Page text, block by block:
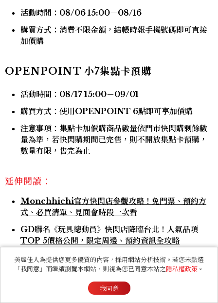
活動時間：08/06 15:00－08/16
購買方式：消費不限金額，結帳時報手機號碼即可直接
加價購
OPENPOINT 小7集點卡預購
活動時間：08/17 15:00－09/01
購買方式：使用OPENPOINT 6點即可享加價購
注意事項：集點卡加價購商品數量依門市快閃購剩餘數
量為準，若快閃購期間已完售，則不開放集點卡預購，
數量有限，售完為止
延伸閱讀：
Monchhichi官方快閃店參觀攻略！免門票、預約方
式、必買清單、見面會時段一次看
GD聯名《玩具總動員》快閃店降臨台北！人氣品項
TOP 5價格公開，限定周邊、預約資訊全攻略
高雄《湯姆貓與傑利鼠》台味快閃店免費逛！美麗島站
30+限定周邊、拍照亮點及集章活動快衝
美麗佳人為提供您更多優質的內容，採用網站分析技術。若您未點選
「我同意」而繼續瀏覽本網站，則視為您已同意本站之隱私權政策 。
我同意